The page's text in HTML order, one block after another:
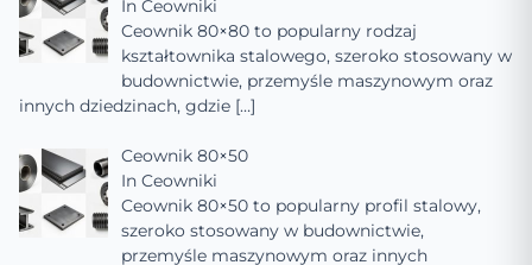
In Ceowniki
Ceownik 80×80 to popularny rodzaj
kształtownika stalowego, szeroko stosowany w
budownictwie, przemyśle maszynowym oraz
innych dziedzinach, gdzie […]
Ceownik 80×50
In Ceowniki
Ceownik 80×50 to popularny profil stalowy,
szeroko stosowany w budownictwie,
przemyśle maszynowym oraz innych